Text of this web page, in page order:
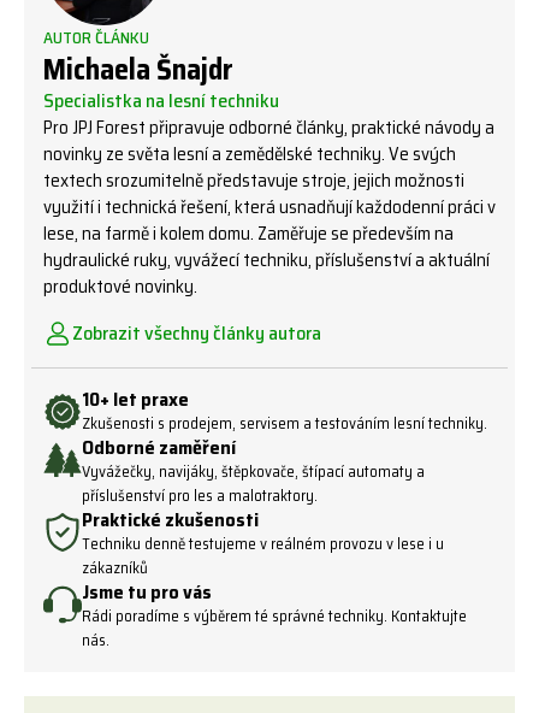
AUTOR ČLÁNKU
Michaela Šnajdr
Specialistka na lesní techniku
Pro JPJ Forest připravuje odborné články, praktické návody a
novinky ze světa lesní a zemědělské techniky. Ve svých
textech srozumitelně představuje stroje, jejich možnosti
využití i technická řešení, která usnadňují každodenní práci v
lese, na farmě i kolem domu. Zaměřuje se především na
hydraulické ruky, vyvážecí techniku, příslušenství a aktuální
produktové novinky.
Zobrazit všechny články autora
10+ let praxe
Zkušenosti s prodejem, servisem a testováním lesní techniky.
Odborné zaměření
Vyvážečky, navijáky, štěpkovače, štípací automaty a
příslušenství pro les a malotraktory.
Praktické zkušenosti
Techniku denně testujeme v reálném provozu v lese i u
zákazníků
Jsme tu pro vás
Rádi poradíme s výběrem té správné techniky. Kontaktujte
nás.